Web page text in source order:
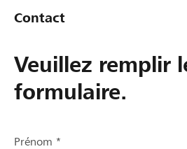
Contact
Veuillez remplir
formulaire.
Prénom *